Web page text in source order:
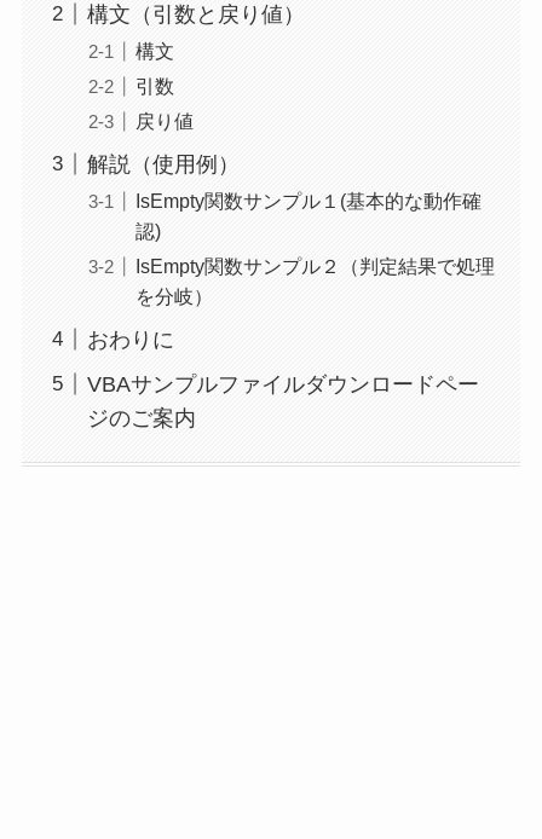
構文（引数と戻り値）
構文
引数
戻り値
解説（使用例）
IsEmpty関数サンプル１(基本的な動作確
認)
IsEmpty関数サンプル２（判定結果で処理
を分岐）
おわりに
VBAサンプルファイルダウンロードペー
ジのご案内